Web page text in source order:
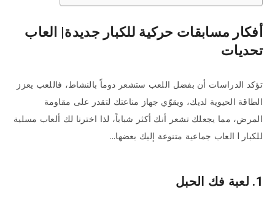
أفكار مسابقات حركية للكبار جديدة| العاب
تحديات
تؤكد الدراسات أن بفضل اللعب ستشعر دوماً بالنشاط، فاللعب يعزز
الطاقة الحيوية لديك، ويقوّي جهاز مناعتك لتقدر على مقاومة
المرض، مما يجعلك تشعر أنك أكثر شباباً، لذا اخترنا لك ألعاب مسلية
للكبار l العاب جماعية متنوعة إليك بعضها…
1. لعبة فك الحبل